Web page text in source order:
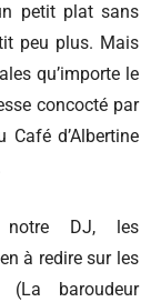
petit plat sans
peu plus. Mais
qu’importe le
concocté par
Café d’Albertine
DJ, les
à redire sur les
(La baroudeur